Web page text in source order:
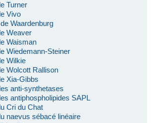
Turner
Vivo
Waardenburg
Weaver
Waisman
Wiedemann-Steiner
Wilkie
Wolcott Rallison
Xia-Gibbs
anti-synthetases
antiphospholipides SAPL
Cri du Chat
naevus sébacé linéaire